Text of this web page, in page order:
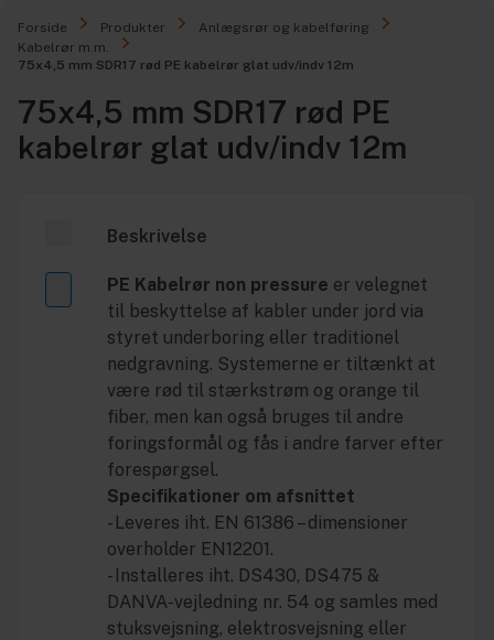
Forside Produkter
Anlægsrør og kabelføring
Kabelrør m.m.
75x4,5 mm SDR17 rød PE kabelrør glat udv/indv 12m
75x4,5 mm SDR17 rød PE
kabelrør glat udv/indv 12m
Beskrivelse
PE Kabelrør non pressure er velegnet
til beskyttelse af kabler under jord via
styret underboring eller traditionel
nedgravning. Systemerne er tiltænkt at
være rød til stærkstrøm og orange til
fiber, men kan også bruges til andre
foringsformål og fås i andre farver efter
forespørgsel.
Specifikationer om afsnittet
- Leveres iht. EN 61386 – dimensioner
overholder EN12201.
- Installeres iht. DS430, DS475 &
DANVA-vejledning nr. 54 og samles med
stuksvejsning, elektrosvejsning eller